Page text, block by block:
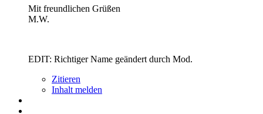
Mit freundlichen Grüßen
M.W.
EDIT: Richtiger Name geändert durch Mod.
Zitieren
Inhalt melden